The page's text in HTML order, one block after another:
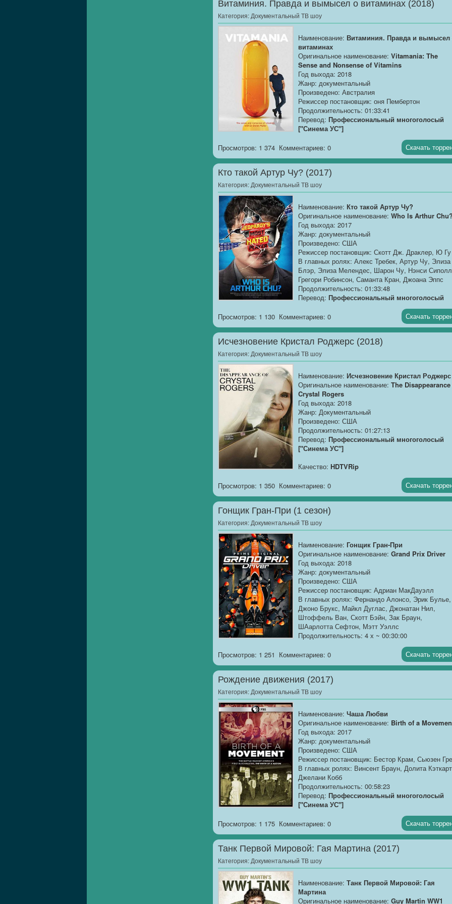
самое крупное сражение Второй Мировой войны -
Курская битва. Эта стратегическая операция
Верховного командования СССР началась с
сражения Советское командование
обороной создало у противника ощущение побед и
тем самым загнало в ловушку большую часть
немецкой армии и уничтожило ее. В ходе Курской
битвы произошло самое крупное танковое
сражение Второй Мировой войны, раскрылся
полководческий талант таких военачальников, как
Жуков, Рокоссовский, Василевский.
Витаминия. Правда и вымысел о витаминах (2018)
Категория: Документальный ТВ шоу
Наименование: Витаминия. Правда и вымысел
витаминах
Оригинальное наименование: Vitamania: The
Sense and Nonsense of Vitamins
Год выхода: 2018
Жанр: документальный
Произведено: Австралия
Режиссер постановщик: оня Пембертон
Продолжительность: 01:33:41
Перевод: Профессиональный многоголосый
["Синема УС"]
Качество:WEB-DLRip
Документальный фильм о витаминах. История их
открытия, индустрия пищевых добавок и опасности
при их дефиците и переизбытке в организме.
Просмотров: 1 374 Комментариев: 0 Скачать
Кто такой Артур Чу? (2017)
Категория: Документальный ТВ шоу
Наименование: Кто такой Артур Чу?
Оригинальное наименование: Who Is Arthur Chu?
Год выхода: 2017
Жанр: документальный
Произведено: США
Режиссер постановщик: Скотт Дж. Драклер, Ю Гу
В главных ролях: Алекс Требек, Артур Чу, Элиза
Блэр, Элиза Мелендес, Шарон Чу, Нэнси
Грегори Робинсон, Саманта Кран, Джоана Эппс
Продолжительность: 01:33:48
Перевод: Профессиональный многоголосый
Размер:1.37 GB
Артур Чу сорвал куш в телешоу "Своя Игра!".
Теперь он использует свою популярность чтобы
журналист. Артур осознает, что сможет внести в
мир положительные изменения только тогда,
залечит свои раны и помирится с родителями.
Просмотров: 1 130 Комментариев: 0 Скачать
Исчезновение Кристал Роджерс (2018)
Категория: Документальный ТВ шоу
Наименование: Исчезновение Кристал Роджерс
Оригинальное наименование: The
Crystal Rogers
Год выхода: 2018
Жанр: Документальный
Произведено: США
Продолжительность: 01:27:13
Перевод: Профессиональный многоголосый
["Синема УС"]
Качество: HDTVRip
Журналистка проводит расследование
исчезновения Кристал Роджерс из маленького
городка в Кентукки и таинственной смерти ее отца
год спустя. Когда расследование подходит ближе
разгадке, появляется новая информация по
Просмотров: 1 350 Комментариев: 0 Скачать
Гонщик Гран-При (1 сезон)
Категория: Документальный ТВ шоу
Наименование: Гонщик Гран-При
Оригинальное наименование: Grand Prix Driver
Год выхода: 2018
Жанр: документальный
Произведено: США
Режиссер постановщик: Адриан МакДауэлл
В главных ролях: Фернандо Алонсо, Эрик Булье,
Джоно Брукс, Майкл Дуглас, Джонатан Нил,
Штоффель Ван, Скотт Бэйн, Зак Браун,
ШАарлотта Сефтон, Мэтт Уэллс
Продолжительность: 4 х ~ 00:30:00
Профессиональный одноголосый
(GreenРай Studio)
Качество:WEBRip
Размер:1.35 GB
Добавлена 1-4 серия (из 4)
Мини-сериал Grand Prix Driver про то, как команда
McLaren готовилась к своему последнему сезону
Honda.
Просмотров: 1 251 Комментариев: 0 Скачать
Рождение движения (2017)
Категория: Документальный ТВ шоу
Наименование: Чаша Любви
Оригинальное наименование: Birth of a
Год выхода: 2017
Жанр: документальный
Произведено: США
Режиссер постановщик: Бестор Крам, Сьюзен
В главных ролях: Винсент Браун, Долита
Джелани Кобб
Продолжительность: 00:58:23
Перевод: Профессиональный многоголосый
["Синема УС"]
Качество:WEB-DLRip
История Уильяма Монро Троттера, почти забытого
редактора Бостонской газеты, который пытался
запретить противоречивый фильм 1915-го года
Просмотров: 1 175 Комментариев: 0 Скачать
Танк Первой Мировой: Гая Мартина (2017)
Категория: Документальный ТВ шоу
Наименование: Танк Первой Мировой: Гая
Мартина
Оригинальное наименование: Guy Martin WW1